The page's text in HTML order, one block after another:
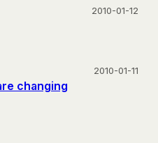
2010-01-12
changing
2010-01-11